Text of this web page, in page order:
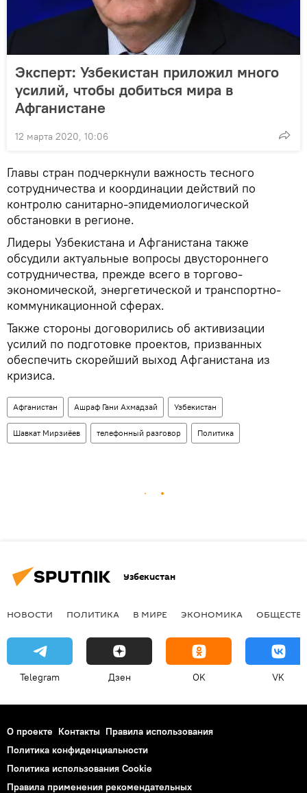
Эксперт: Узбекистан приложил много
усилий, чтобы добиться мира в
Афганистане
12 марта 2020, 10:06
Главы стран подчеркнули важность тесного
сотрудничества и координации действий по
контролю санитарно-эпидемиологической
обстановки в регионе.
Лидеры Узбекистана и Афганистана также
обсудили актуальные вопросы двустороннего
сотрудничества, прежде всего в торгово-
экономической, энергетической и транспортно-
коммуникационной сферах.
Также стороны договорились об активизации
усилий по подготовке проектов, призванных
обеспечить скорейший выход Афганистана из
кризиса.
Афганистан Ашраф Гани Ахмадзай Узбекистан
Шавкат Мирзиёев телефонный разговор Политика
Узбекистан
НОВОСТИ ПОЛИТИКА В МИРЕ ЭКОНОМИКА
Telegram Дзен OK VK
О проекте Контакты Правила использования
Политика конфиденциальности
Политика использования Cookie
Правила применения рекомендательных